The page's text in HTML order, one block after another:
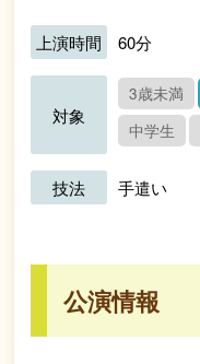
上演時間 60分
対象
3歳未満
中学生
技法 手遣い
公演情報